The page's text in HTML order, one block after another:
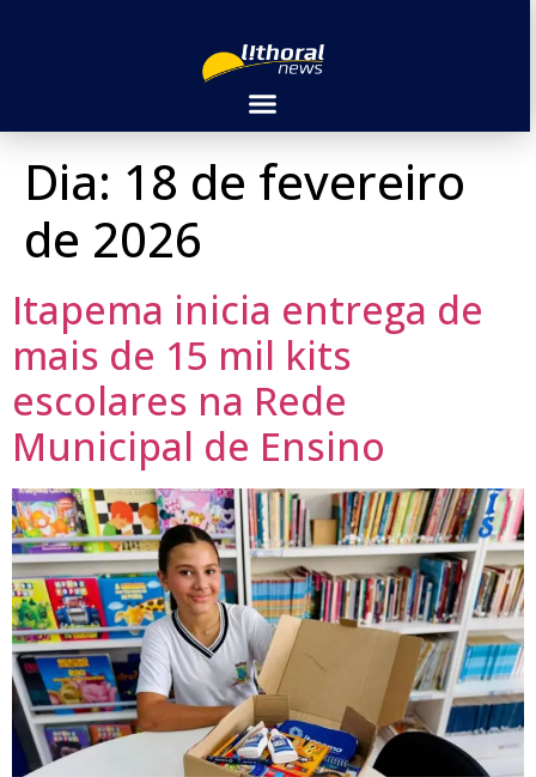
Dia: 18 de fevereiro
de 2026
Itapema inicia entrega de
mais de 15 mil kits
escolares na Rede
Municipal de Ensino